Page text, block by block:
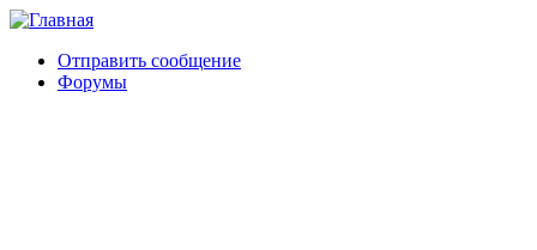
Отправить сообщение
Форумы